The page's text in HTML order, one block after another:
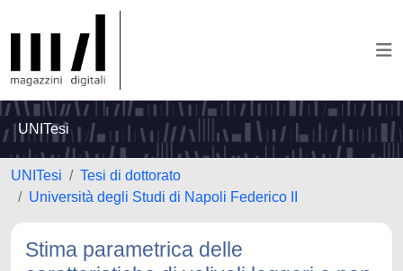
UNITesi
UNITesi
Tesi di dottorato
Università degli Studi di Napoli Federico II
Stima parametrica delle